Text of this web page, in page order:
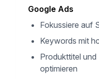
Google Ads
Fokussiere auf
Keywords mit
Produkttitel
optimieren